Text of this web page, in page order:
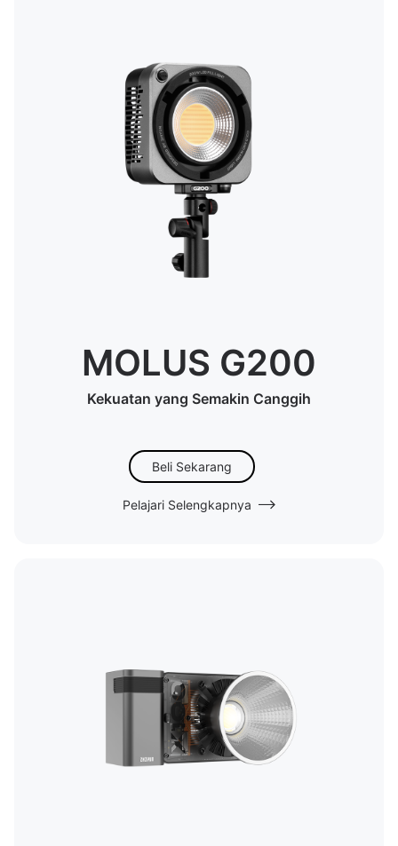
MOLUS G200
Kekuatan yang Semakin Canggih
Beli Sekarang
Pelajari Selengkapnya